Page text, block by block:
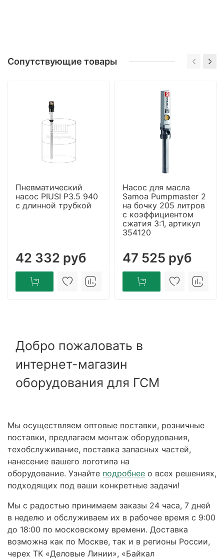
Сопутствующие товары
Пневматический
насос PIUSI P3.5 940
с длинной трубкой
42 332 руб
Насос для масла
Samoa Pumpmaster 2
на бочку 205 литров
с коэффициентом
сжатия 3:1, артикул
354120
47 525 руб
Добро пожаловать в
интернет-магазин
оборудования для ГСМ
Мы осуществляем оптовые поставки, розничные
поставки, предлагаем монтаж оборудования,
техобслуживание, поставка запасных частей,
нанесение вашего логотипа на
оборудование. Узнайте подробнее о всех решениях,
подходящих под ваши конкретные задачи!
Мы с радостью принимаем заказы 24 часа, 7 дней
в неделю и обслуживаем их в рабочее время с 9:00
до 18:00 по московскому времени. Доставка
возможна как по Москве, так и в регионы России,
черех ТК «Деловые Линии», «Байкал